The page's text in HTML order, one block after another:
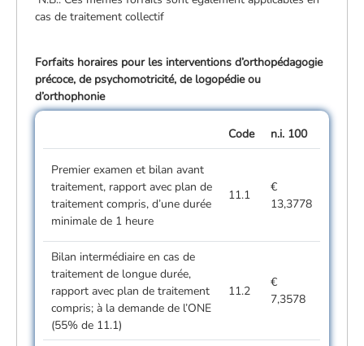
cas de traitement collectif
Forfaits horaires pour les interventions d’orthopédagogie
précoce, de psychomotricité, de logopédie ou
d’orthophonie
Code n.i. 100
Premier examen et bilan avant
traitement, rapport avec plan de
traitement compris, d’une durée
minimale de 1 heure
11.1
€
13,3778
Bilan intermédiaire en cas de
traitement de longue durée,
rapport avec plan de traitement
compris; à la demande de l’ONE
(55% de 11.1)
11.2
€
7,3578